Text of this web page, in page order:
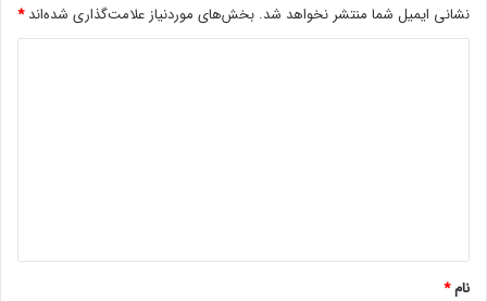
دیپ فیک
نشانی ایمیل شما منتشر نخواهد شد. بخش‌های موردنیاز علامت‌گذاری شده‌اند*
نام*